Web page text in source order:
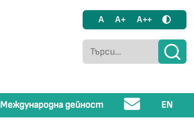
A A+ A++
Международна дейност EN